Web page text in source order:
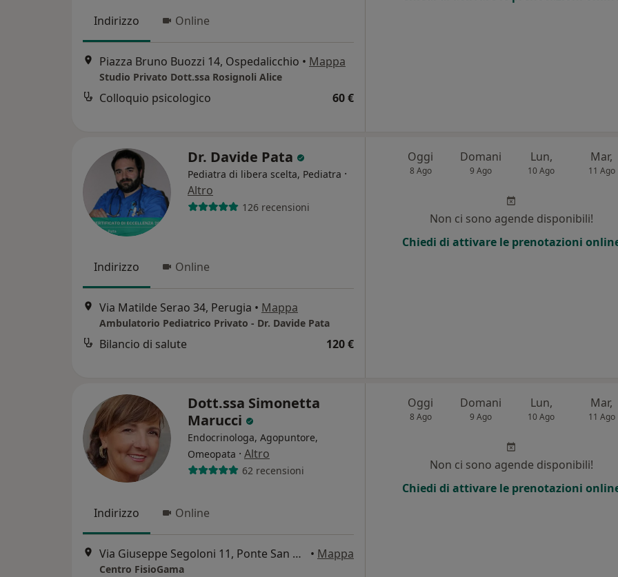
Indirizzo Online
Piazza Bruno Buozzi 14, Ospedalicchio • Mappa
Studio Privato Dott.ssa Rosignoli Alice
Colloquio psicologico 60 €
Dr. Davide Pata
Pediatra di libera scelta, Pediatra ·
Altro
126 recensioni
Indirizzo Online
Via Matilde Serao 34, Perugia • Mappa
Ambulatorio Pediatrico Privato - Dr. Davide Pata
Bilancio di salute 120 €
Oggi
8 Ago
Domani
9 Ago
Lun,
10 Ago
Mar,
11 Ago
Non ci sono agende disponibili!
Chiedi di attivare le prenotazioni
Dott.ssa Simonetta
Marucci
Endocrinologa, Agopuntore,
Omeopata · Altro
62 recensioni
Indirizzo Online
Via Giuseppe Segoloni 11, Ponte San Giovanni • Mappa
Centro FisioGama
Oggi
8 Ago
Domani
9 Ago
Lun,
10 Ago
Mar,
11 Ago
Non ci sono agende disponibili!
Chiedi di attivare le prenotazioni